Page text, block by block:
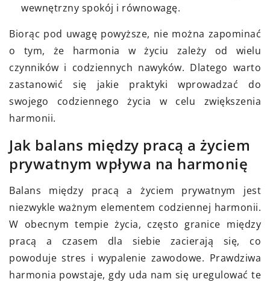
wewnętrzny spokój i równowagę.
Biorąc pod uwagę powyższe, nie można zapominać
o tym, że harmonia w życiu zależy od wielu
czynników i codziennych nawyków. Dlatego warto
zastanowić się jakie praktyki wprowadzać do
swojego codziennego życia w celu zwiększenia
harmonii.
Jak balans między pracą a życiem
prywatnym wpływa na harmonię
Balans między pracą a życiem prywatnym jest
niezwykle ważnym elementem codziennej harmonii.
W obecnym tempie życia, często granice między
pracą a czasem dla siebie zacierają się, co
powoduje stres i wypalenie zawodowe. Prawdziwa
harmonia powstaje, gdy uda nam się uregulować te